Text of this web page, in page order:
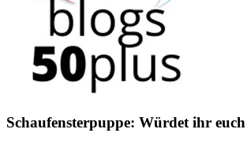
Schaufensterpuppe: Würdet ihr euch